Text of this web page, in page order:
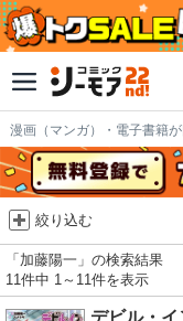
漫画（マンガ）・電子書籍
絞り込む
「加藤陽一」の検索結果
11件中 1～11件を表示